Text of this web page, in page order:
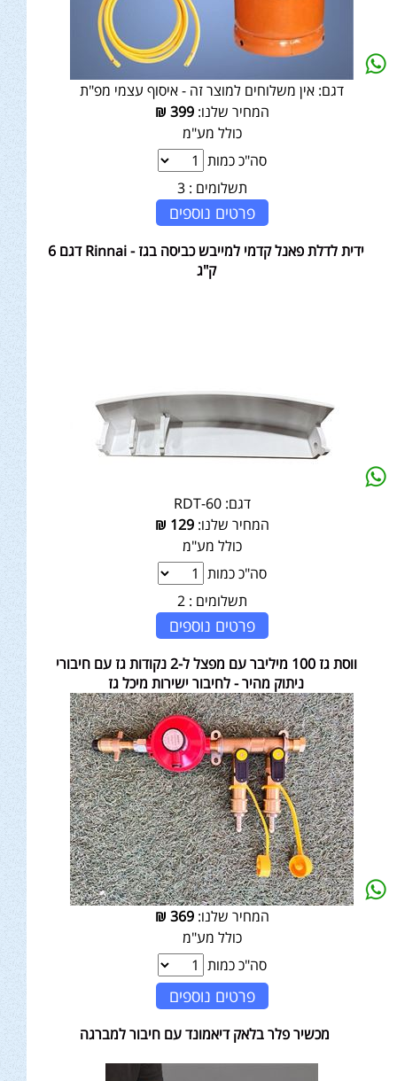
דגם: אין משלוחים למוצר זה - איסוף עצמי מפ"ת
המחיר שלנו:399
₪
כולל מע"מ
סה"כ כמות
תשלומים : 3
פרטים נוספים
ידית לדלת פאנל קדמי למייבש כביסה בגז - Rinnai דגם 6
ק"ג
דגם: RDT-60
המחיר שלנו:129
₪
כולל מע"מ
סה"כ כמות
תשלומים : 2
פרטים נוספים
ווסת גז 100 מיליבר עם מפצל ל-2 נקודות גז עם חיבורי
ניתוק מהיר - לחיבור ישירות מיכל גז
המחיר שלנו:369
₪
כולל מע"מ
סה"כ כמות
פרטים נוספים
מכשיר פלר בלאק דיאמונד עם חיבור למברגה